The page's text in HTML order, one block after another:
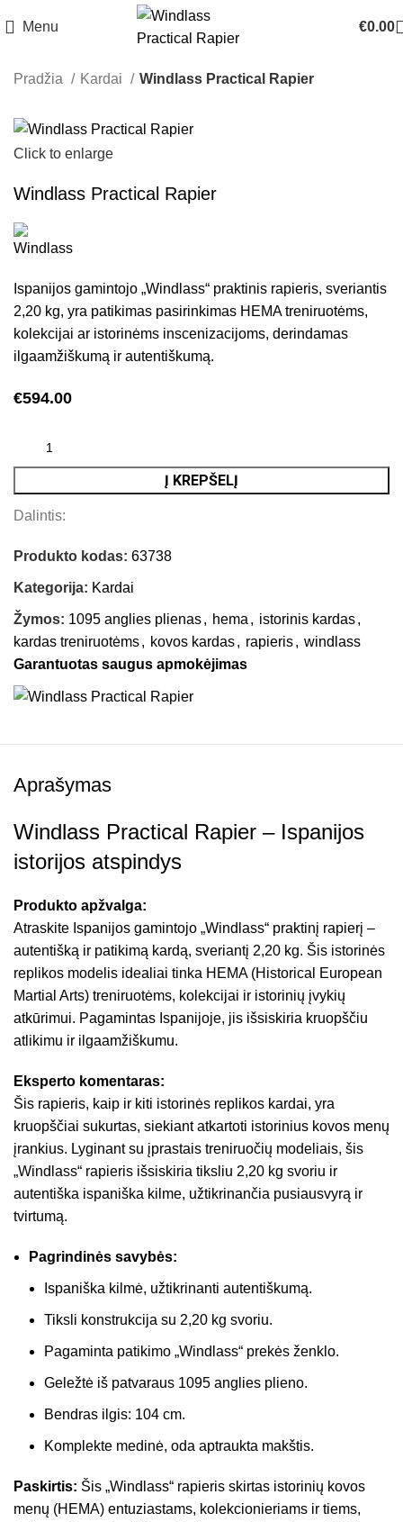
Menu €0.00
Pradžia Kardai Windlass Practical Rapier
Click to enlarge
Windlass Practical Rapier
Ispanijos gamintojo „Windlass“ praktinis rapieris, sveriantis
2,20 kg, yra patikimas pasirinkimas HEMA treniruotėms,
kolekcijai ar istorinėms inscenizacijoms, derindamas
ilgaamžiškumą ir autentiškumą.
€594.00
Į KREPŠELĮ
Dalintis:
Produkto kodas:63738
Kategorija: Kardai
Žymos: 1095 anglies plienas, hema , istorinis kardas,
kardas treniruotėms, kovos kardas, rapieris, windlass
Garantuotas saugus apmokėjimas
Aprašymas
Windlass Practical Rapier – Ispanijos
istorijos atspindys
Produkto apžvalga:
Atraskite Ispanijos gamintojo „Windlass“ praktinį rapierį –
autentišką ir patikimą kardą, sveriantį 2,20 kg. Šis istorinės
replikos modelis idealiai tinka HEMA (Historical European
Martial Arts) treniruotėms, kolekcijai ir istorinių įvykių
atkūrimui. Pagamintas Ispanijoje, jis išsiskiria kruopščiu
atlikimu ir ilgaamžiškumu.
Eksperto komentaras:
Šis rapieris, kaip ir kiti istorinės replikos kardai, yra
kruopščiai sukurtas, siekiant atkartoti istorinius kovos menų
įrankius. Lyginant su įprastais treniruočių modeliais, šis
„Windlass“ rapieris išsiskiria tiksliu 2,20 kg svoriu ir
autentiška ispaniška kilme, užtikrinančia pusiausvyrą ir
tvirtumą.
Pagrindinės savybės:
Ispaniška kilmė, užtikrinanti autentiškumą.
Tiksli konstrukcija su 2,20 kg svoriu.
Pagaminta patikimo „Windlass“ prekės ženklo.
Geležtė iš patvaraus 1095 anglies plieno.
Bendras ilgis: 104 cm.
Komplekte medinė, oda aptraukta makštis.
Paskirtis: Šis „Windlass“ rapieris skirtas istorinių kovos
menų (HEMA) entuziastams, kolekcionieriams ir tiems,